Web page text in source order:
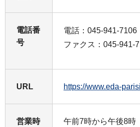
電話番
号
電話：045-941-7106
ファクス：045-941-
URL https://www.eda-
営業時
午前7時から午後8時